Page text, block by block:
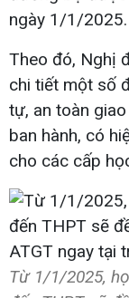
ngày 1/1/2025.
Theo đó, Nghị
chi tiết một số
tự, an toàn
ban hành, có
cho các cấp
Từ 1/1/2025,